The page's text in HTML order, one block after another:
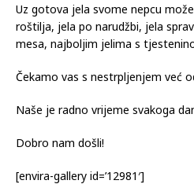
Uz gotova jela svome nepcu
roštilja, jela po narudžbi, jela
mesa, najboljim jelima s
Čekamo vas s nestrpljenjem već
Naše je radno vrijeme svakoga
Dobro nam došli!
[envira-gallery id=’12981′]